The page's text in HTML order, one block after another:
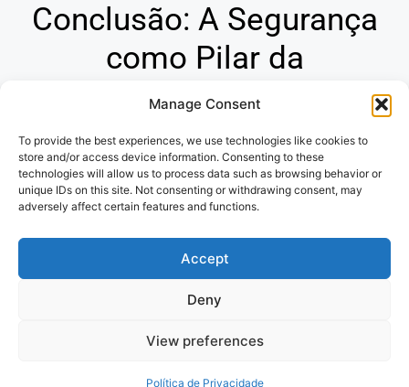
Manage Consent
To provide the best experiences, we use technologies like cookies to
store and/or access device information. Consenting to these
technologies will allow us to process data such as browsing behavior or
unique IDs on this site. Not consenting or withdrawing consent, may
adversely affect certain features and functions.
Accept
Deny
View preferences
Política de Privacidade
Conclusão: A Segurança
como Pilar da
Tranquilidade
Os seguros são ferramentas indispensáveis para
proteger seu futuro financeiro e garantir sua paz de
espírito. Ao compreender a diversidade de opções e os
princípios que regem o mercado de seguros, você
estará apto a tomar decisões conscientes e assegurar a
proteção de seu patrimônio e de seus entes queridos.
Politica de Privacidade